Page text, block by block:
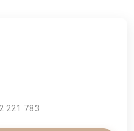
221 783